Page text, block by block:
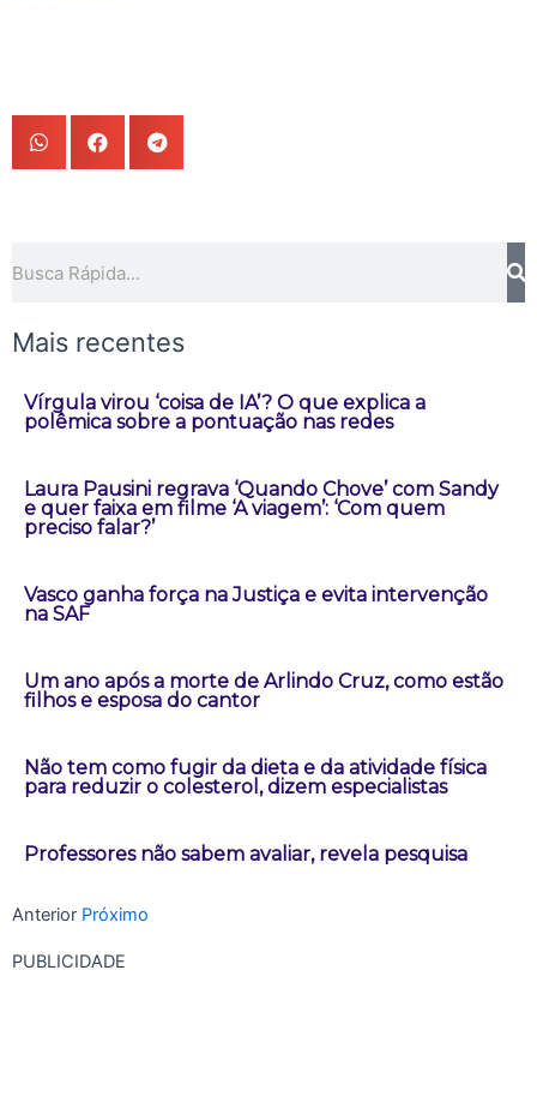
Mais recentes
Vírgula virou ‘coisa de IA’? O que explica a
polêmica sobre a pontuação nas redes
Laura Pausini regrava ‘Quando Chove’ com Sandy
e quer faixa em filme ‘A viagem’: ‘Com quem
preciso falar?’
Vasco ganha força na Justiça e evita intervenção
na SAF
Um ano após a morte de Arlindo Cruz, como estão
filhos e esposa do cantor
Não tem como fugir da dieta e da atividade física
para reduzir o colesterol, dizem especialistas
Professores não sabem avaliar, revela pesquisa
Anterior Próximo
PUBLICIDADE